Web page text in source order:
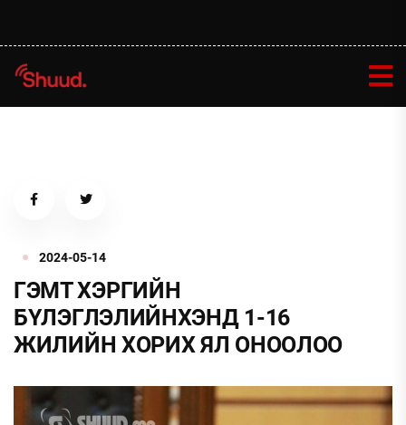
2024-05-14
ГЭМТ ХЭРГИЙН
БҮЛЭГЛЭЛИЙНХЭНД 1-16
ЖИЛИЙН ХОРИХ ЯЛ ОНООЛОО